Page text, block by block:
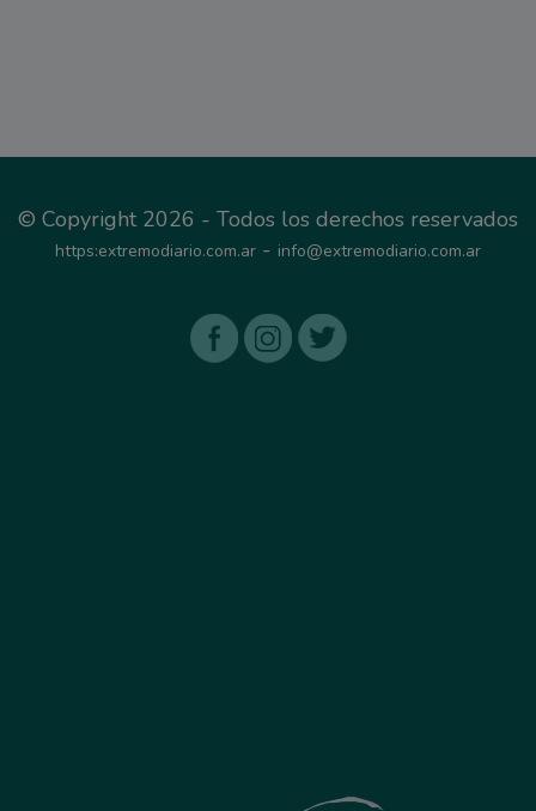
© Copyright 2026 - Todos los derechos reservados
https:extremodiario.com.ar - info@extremodiario.com.ar